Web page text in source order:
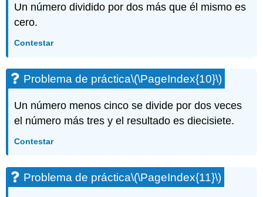
Un número dividido por dos más que él mismo es
cero.
Contestar
Problema de práctica\(\PageIndex{10}\)
Un número menos cinco se divide por dos veces
el número más tres y el resultado es diecisiete.
Contestar
Problema de práctica\(\PageIndex{11}\)